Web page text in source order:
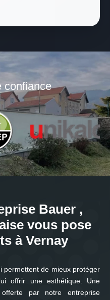
Bauer ,
vous pose
à Vernay
permettent de mieux protéger
offrir une esthétique. Une
par notre entreprise